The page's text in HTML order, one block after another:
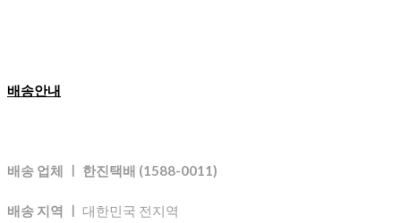
배송안내
배송 업체 ㅣ 한진택배 (1588-0011)
배송 지역 ㅣ 대한민국 전지역